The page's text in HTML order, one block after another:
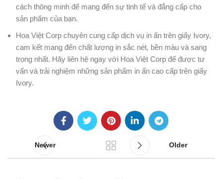
cách thông minh để mang đến sự tinh tế và đẳng cấp cho
sản phẩm của bạn.
Hoa Việt Corp chuyên cung cấp dịch vụ in ấn trên giấy Ivory,
cam kết mang đến chất lượng in sắc nét, bền màu và sang
trọng nhất. Hãy liên hệ ngay với Hoa Việt Corp để được tư
vấn và trải nghiệm những sản phẩm in ấn cao cấp trên giấy
Ivory.
Newer Older